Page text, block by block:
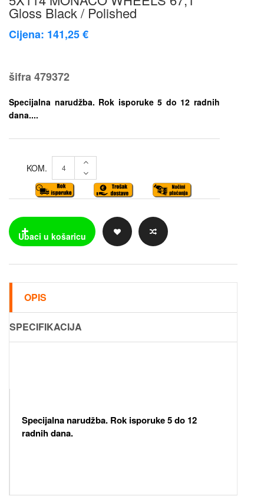
Gloss Black / Polished
Cijena: 141,25 €
šifra479372
Specijalna narudžba. Rok isporuke 5 do 12 radnih
dana....
KOM.
OPIS
SPECIFIKACIJA
Specijalna narudžba. Rok isporuke 5 do 12
radnih dana.